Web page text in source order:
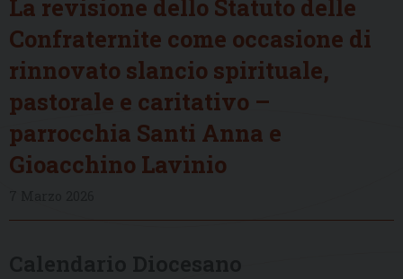
La revisione dello Statuto delle
Confraternite come occasione di
rinnovato slancio spirituale,
pastorale e caritativo –
parrocchia Santi Anna e
Gioacchino Lavinio